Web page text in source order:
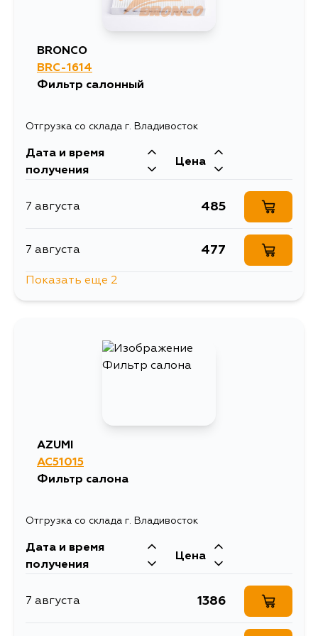
BRONCO
BRC-1614
Фильтр салонный
Отгрузка со склада г. Владивосток
Дата и время
получения
Цена
7 августа 485
7 августа 477
Показать еще 2
AZUMI
AC51015
Фильтр салона
Отгрузка со склада г. Владивосток
Дата и время
получения
Цена
7 августа 1386